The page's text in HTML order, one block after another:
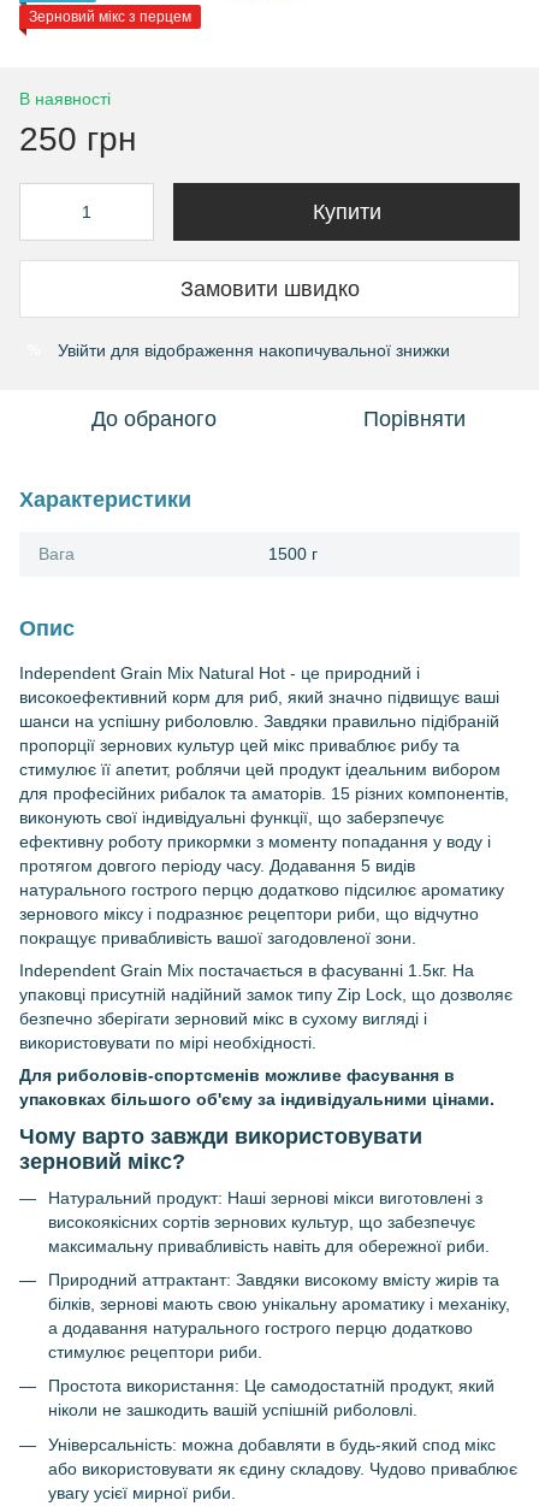
Зерновий мікс з перцем
В наявності
250 грн
Купити
Замовити швидко
Увійти для відображення накопичувальної знижки
До обраного Порівняти
Характеристики
Вага 1500 г
Опис
Independent Grain Mix Natural Hot - це природний і
високоефективний корм для риб, який значно підвищує ваші
шанси на успішну риболовлю. Завдяки правильно підібраній
пропорції зернових культур цей мікс приваблює рибу та
стимулює її апетит, роблячи цей продукт ідеальним вибором
для професійних рибалок та аматорів. 15 різних компонентів,
виконують свої індивідуальні функції, що заберзпечує
ефективну роботу прикормки з моменту попадання у воду і
протягом довгого періоду часу. Додавання 5 видів
натурального гострого перцю додатково підсилює ароматику
зернового міксу і подразнює рецептори риби, що відчутно
покращує привабливість вашої загодовленої зони.
Independent Grain Mix постачається в фасуванні 1.5кг. На
упаковці присутній надійний замок типу Zip Lock, що дозволяє
безпечно зберігати зерновий мікс в сухому вигляді і
використовувати по мірі необхідності.
Для риболовів-спортсменів можливе фасування в
упаковках більшого об'єму за індивідуальними цінами.
Чому варто завжди використовувати
зерновий мікс?
Натуральний продукт: Наші зернові мікси виготовлені з
високоякісних сортів зернових культур, що забезпечує
максимальну привабливість навіть для обережної риби.
Природний аттрактант: Завдяки високому вмісту жирів та
білків, зернові мають свою унікальну ароматику і механіку,
а додавання натурального гострого перцю додатково
стимулює рецептори риби.
Простота використання: Це самодостатній продукт, який
ніколи не зашкодить вашій успішній риболовлі.
Універсальність: можна добавляти в будь-який спод мікс
або використовувати як єдину складову. Чудово приваблює
увагу усієї мирної риби.